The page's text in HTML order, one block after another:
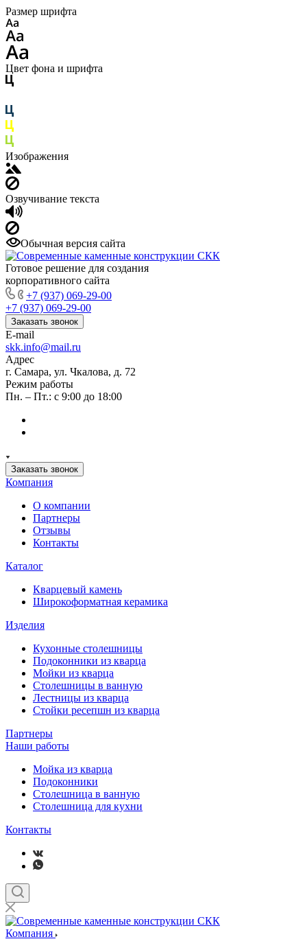
Размер шрифта
Цвет фона и шрифта
Изображения
Озвучивание текста
Обычная версия сайта
Готовое решение для создания
корпоративного сайта
+7 (937) 069-29-00
+7 (937) 069-29-00
Заказать звонок
E-mail
skk.info@mail.ru
Адрес
г. Самара, ул. Чкалова, д. 72
Режим работы
Пн. – Пт.: с 9:00 до 18:00
Заказать звонок
Компания
О компании
Партнеры
Отзывы
Контакты
Каталог
Кварцевый камень
Широкоформатная керамика
Изделия
Кухонные столешницы
Подоконники из кварца
Мойки из кварца
Столешницы в ванную
Лестницы из кварца
Стойки ресепшн из кварца
Партнеры
Наши работы
Мойка из кварца
Подоконники
Столешница в ванную
Столешница для кухни
Контакты
Компания